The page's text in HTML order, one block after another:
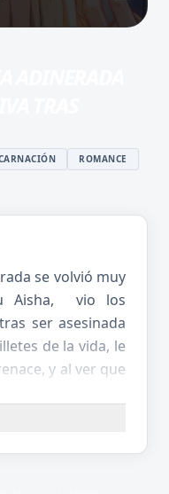
ROMANCE
se volvió muy
Aisha, vio los
ser asesinada
de la vida, le
y al ver que
la hermana